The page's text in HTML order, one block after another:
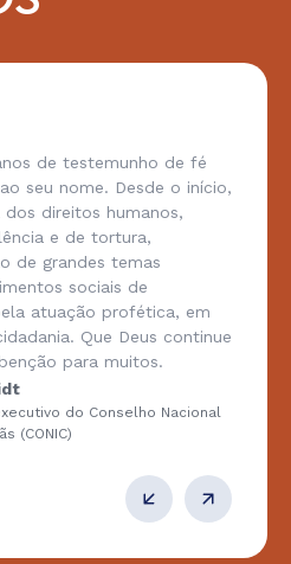
de testemunho de fé
seu nome. Desde o início,
direitos humanos,
e de tortura,
de grandes temas
sociais de
atuação profética, em
Que Deus continue
para muitos.
do Conselho Nacional
(CONIC)